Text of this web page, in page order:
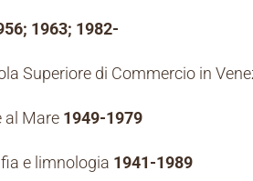
1963; 1982-
Superiore di Commercio in
al Mare 1949-1979
e limnologia 1941-1989